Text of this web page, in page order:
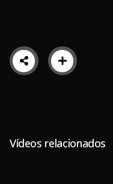
Vídeos relacionados